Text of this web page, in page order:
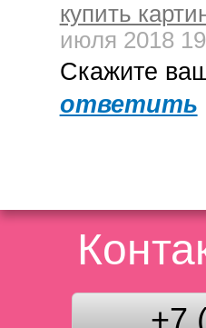
купить
июля 2018
Скажите
ответить
+7